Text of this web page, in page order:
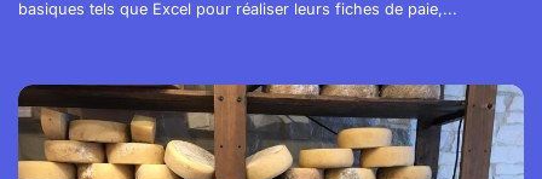
basiques tels que Excel pour réaliser leurs fiches de paie,...